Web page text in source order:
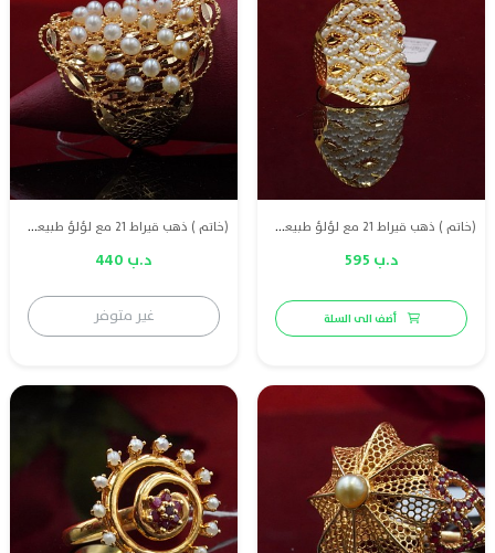
(خاتم ) ذهب قيراط 21 مع لؤلؤ طبيعي بحريني
د.ب 595
أضف الى السلة
(خاتم ) ذهب قيراط 21 مع لؤلؤ طبيعي بحريني
د.ب 440
غير متوفر